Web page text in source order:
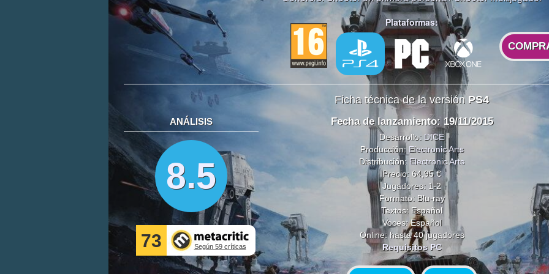
Plataformas:
Ficha técnica de la versión PS4
ANÁLISIS
8.5
73 Según 59 críticas
Fecha de lanzamiento: 19/11/2015
Desarrollo: DICE
Producción: Electronic Arts
Distribución: Electronic Arts
Precio: 64,95 €
Jugadores: 1-2
Formato: Blu-ray
Textos: Español
Voces: Español
Online: hasta 40 jugadores
Requisitos PC